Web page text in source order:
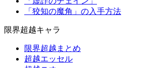
「狡知の魔角」の入手方法
限界超越キャラ
限界超越まとめ
超越エッセル